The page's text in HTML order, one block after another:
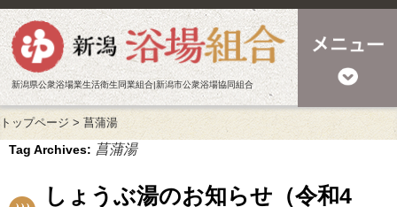
新潟県公衆浴場業生活衛生同業組合|新潟市公衆浴場協同組合
トップページ > 菖蒲湯
Tag Archives: 菖蒲湯
しょうぶ湯のお知らせ（令和4